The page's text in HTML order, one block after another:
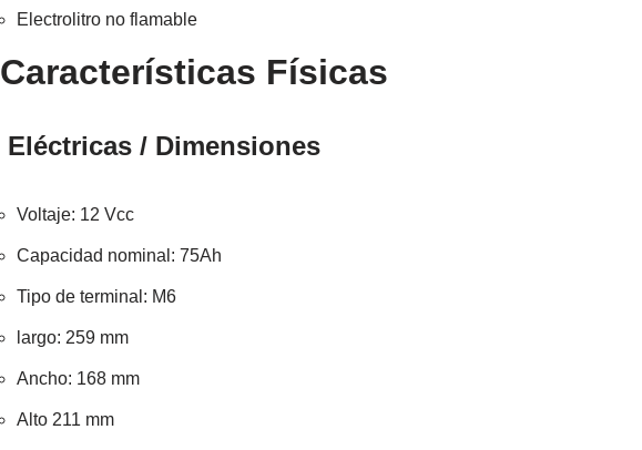
Electrolitro no flamable
Características Físicas
Eléctricas / Dimensiones
Voltaje: 12 Vcc
Capacidad nominal: 75Ah
Tipo de terminal: M6
largo: 259 mm
Ancho: 168 mm
Alto 211 mm